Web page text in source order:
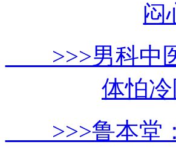
闷
>>>男科中医
体怕
>>>鲁本堂：